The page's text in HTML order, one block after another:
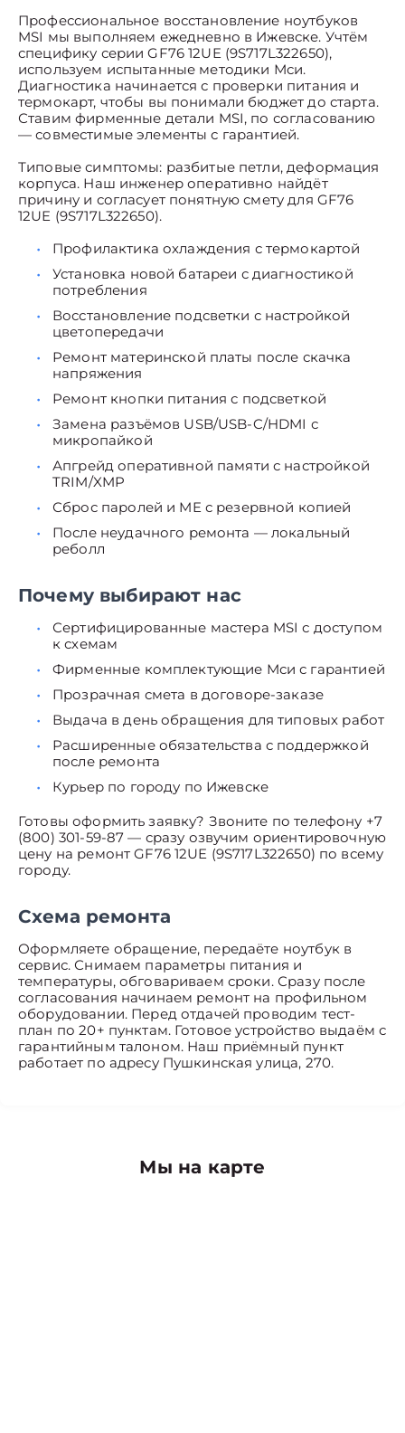
Профессиональное восстановление ноутбуков
MSI мы выполняем ежедневно в Ижевске. Учтём
специфику серии GF76 12UE (9S717L322650),
используем испытанные методики Мси.
Диагностика начинается с проверки питания и
термокарт, чтобы вы понимали бюджет до старта.
Ставим фирменные детали MSI, по согласованию
— совместимые элементы с гарантией.
Типовые симптомы: разбитые петли, деформация
корпуса. Наш инженер оперативно найдёт
причину и согласует понятную смету для GF76
12UE (9S717L322650).
Профилактика охлаждения с термокартой
Установка новой батареи с диагностикой
потребления
Восстановление подсветки с настройкой
цветопередачи
Ремонт материнской платы после скачка
напряжения
Ремонт кнопки питания с подсветкой
Замена разъёмов USB/USB-C/HDMI с
микропайкой
Апгрейд оперативной памяти с настройкой
TRIM/XMP
Сброс паролей и ME с резервной копией
После неудачного ремонта — локальный
реболл
Почему выбирают нас
Сертифицированные мастера MSI с доступом
к схемам
Фирменные комплектующие Мси с гарантией
Прозрачная смета в договоре-заказе
Выдача в день обращения для типовых работ
Расширенные обязательства с поддержкой
после ремонта
Курьер по городу по Ижевске
Готовы оформить заявку? Звоните по телефону +7
(800) 301-59-87 — сразу озвучим ориентировочную
цену на ремонт GF76 12UE (9S717L322650) по всему
городу.
Схема ремонта
Оформляете обращение, передаёте ноутбук в
сервис. Снимаем параметры питания и
температуры, обговариваем сроки. Сразу после
согласования начинаем ремонт на профильном
оборудовании. Перед отдачей проводим тест-
план по 20+ пунктам. Готовое устройство выдаём с
гарантийным талоном. Наш приёмный пункт
работает по адресу Пушкинская улица, 270.
Мы на карте